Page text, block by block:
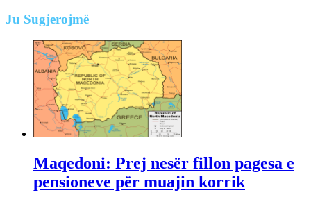
Ju Sugjerojmë
Maqedoni: Prej nesër fillon pagesa e
pensioneve për muajin korrik